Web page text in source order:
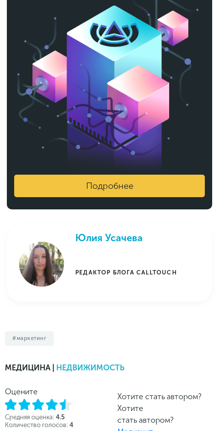
Подробнее
Юлия Усачева
РЕДАКТОР БЛОГА CALLTOUCH
маркетинг
МЕДИЦИНА | НЕДВИЖИМОСТЬ
Оцените
Средняя оценка: 4.5
Количество голосов: 4
Хотите стать автором?
Хотите
стать автором?